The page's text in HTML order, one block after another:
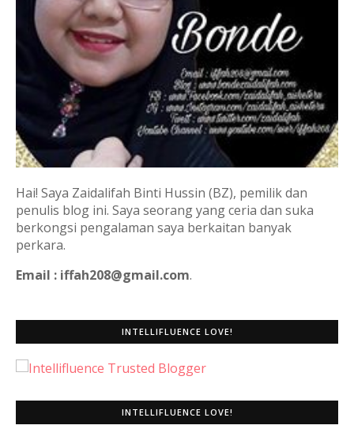
Hai! Saya Zaidalifah Binti Hussin (BZ), pemilik dan
penulis blog ini. Saya seorang yang ceria dan suka
berkongsi pengalaman saya berkaitan banyak
perkara.
Email : iffah208@gmail.com.
INTELLIFLUENCE LOVE!
INTELLIFLUENCE LOVE!